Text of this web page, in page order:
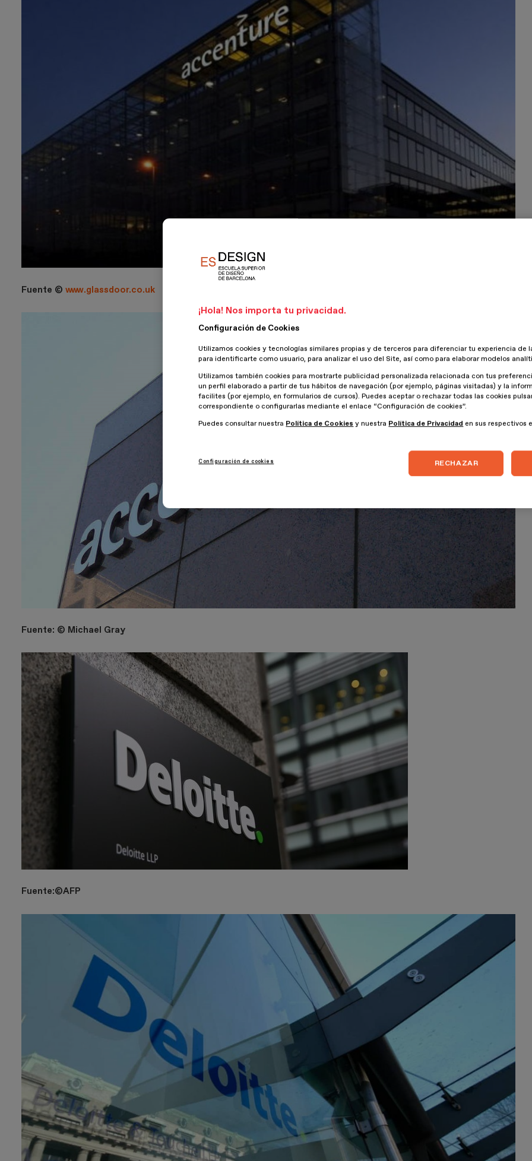
Fuente ©www.glassdoor.co.uk
Fuente: © Michael Gray
Fuente:©AFP
¡Hola! Nos importa tu privacidad.
Configuración de Cookies
Utilizamos cookies y tecnologías similares propias y de terceros para diferenciar tu experiencia de
para identificarte como usuario, para analizar el uso del Site, así como para elaborar modelos
Utilizamos también cookies para mostrarte publicidad personalizada relacionada con tus
un perfil elaborado a partir de tus hábitos de navegación (por ejemplo, páginas visitadas) y la
facilites (por ejemplo, en formularios de cursos). Puedes aceptar o rechazar todas las cookies
correspondiente o configurarlas mediante el enlace “Configuración de cookies”.
Puedes consultar nuestra Política de Cookies y nuestra Política de Privacidad en sus respectivos
Configuración de cookies RECHAZAR